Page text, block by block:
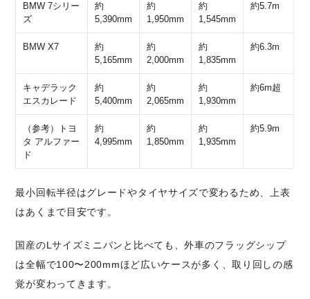
BMW 7シリー
ズ
約
5,390mm
約
1,950mm
約
1,545mm
約5.7m
BMW X7
約
5,165mm
約
2,000mm
約
1,835mm
約6.3m
キャデラック
エスカレード
約
5,400mm
約
2,065mm
約
1,930mm
約6m超
（参考）トヨ
タ アルファー
ド
約
4,995mm
約
1,850mm
約
1,935mm
約5.9m
最小回転半径はグレードやタイヤサイズで変わるため、上表
はあくまで目安です。
国産のLサイズミニバンと比べても、外車のフラッグシップ
は全幅で100〜200mmほど広いケースが多く、取り回しの感
覚が変わってきます。